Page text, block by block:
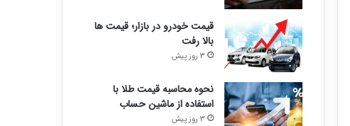
قیمت خودرو در بازار؛ قیمت ها
بالا رفت
3 روز پیش
نحوه محاسبه قیمت طلا با
استفاده از ماشین حساب
3 روز پیش